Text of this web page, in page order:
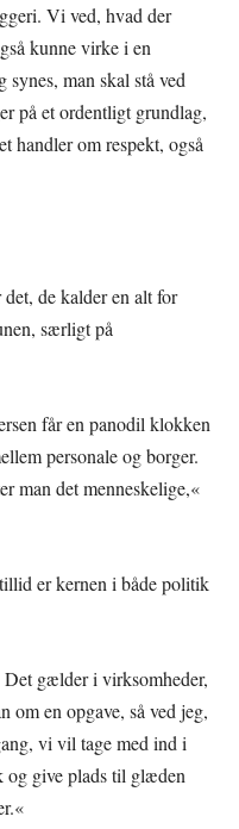
Vi ved, hvad der
kunne virke i en
synes, man skal stå ved
på et ordentligt grundlag,
handler om respekt, også
de kalder en alt for
særligt på
får en panodil klokken
personale og borger.
man det menneskelige,«
er kernen i både politik
gælder i virksomheder,
om en opgave, så ved jeg,
vi vil tage med ind i
give plads til glæden